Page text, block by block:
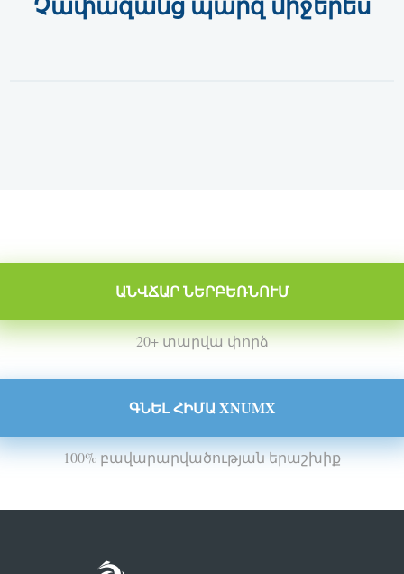
ԱՆՎՃԱՐ ՆԵՐԲԵՌՆՈՒՄ
20+ տարվա փորձ
ԳՆԵԼ ՀԻՄԱ XNUMX
100% բավարարվածության երաշխիք